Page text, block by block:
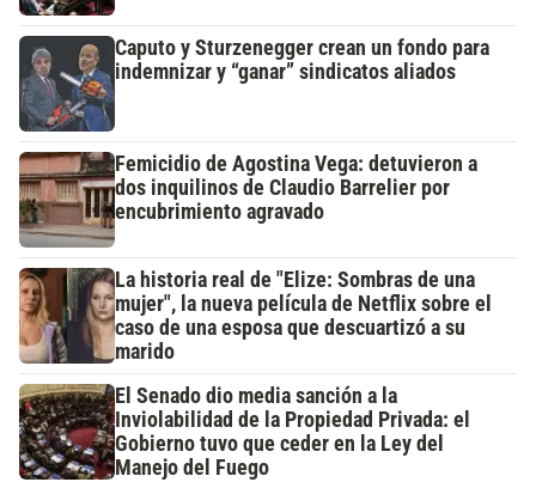
Caputo y Sturzenegger crean un fondo para
indemnizar y “ganar” sindicatos aliados
Femicidio de Agostina Vega: detuvieron a
dos inquilinos de Claudio Barrelier por
encubrimiento agravado
La historia real de "Elize: Sombras de una
mujer", la nueva película de Netflix sobre el
caso de una esposa que descuartizó a su
marido
El Senado dio media sanción a la
Inviolabilidad de la Propiedad Privada: el
Gobierno tuvo que ceder en la Ley del
Manejo del Fuego